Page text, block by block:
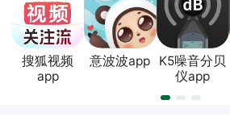
搜狐视频
app
意波波app
K5噪音分贝
仪app